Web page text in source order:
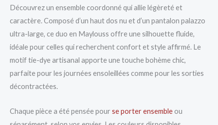
Découvrez un ensemble coordonné qui allie légèreté et
caractère. Composé d’un haut dos nu et d’un pantalon palazzo
ultra-large, ce duo en Maylouss offre une silhouette fluide,
idéale pour celles qui recherchent confort et style affirmé. Le
motif tie-dye artisanal apporte une touche bohème chic,
parfaite pour les journées ensoleillées comme pour les sorties
décontractées.
Chaque pièce a été pensée pour se porter ensemble ou